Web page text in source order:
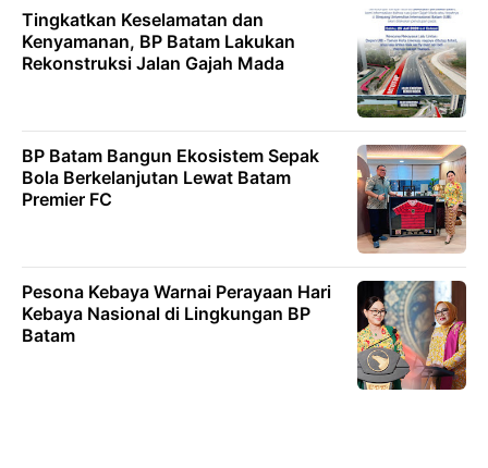
Tingkatkan Keselamatan dan
Kenyamanan, BP Batam Lakukan
Rekonstruksi Jalan Gajah Mada
BP Batam Bangun Ekosistem Sepak
Bola Berkelanjutan Lewat Batam
Premier FC
Pesona Kebaya Warnai Perayaan Hari
Kebaya Nasional di Lingkungan BP
Batam